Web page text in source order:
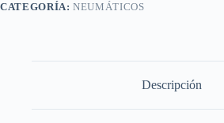
CATEGORÍA:NEUMÁTICOS
Descripción